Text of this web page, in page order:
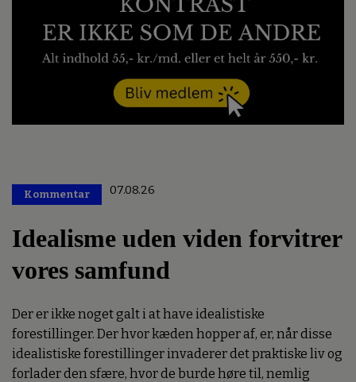
Kommentar 07.08.26
Idealisme uden viden forvitrer
vores samfund
Der er ikke noget galt i at have idealistiske
forestillinger. Der hvor kæden hopper af, er, når disse
idealistiske forestillinger invaderer det praktiske liv og
forlader den sfære, hvor de burde høre til, nemlig